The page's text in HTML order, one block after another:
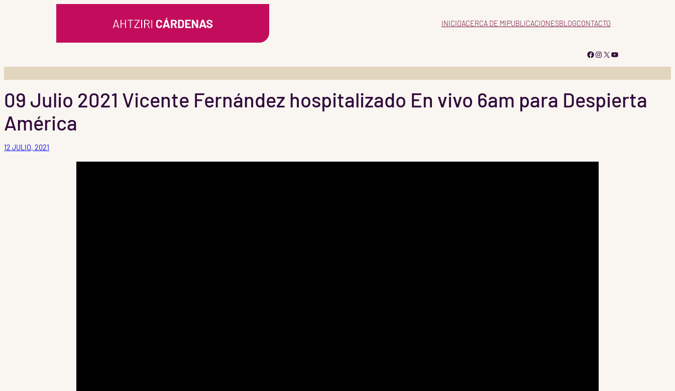
INICIOACERCA DE MIPUBLICACIONESBLOGCONTACTO
Facebook
Instagram
X YouTube
09 Julio 2021 Vicente Fernández hospitalizado En vivo 6am para Despierta
América
12 JULIO, 2021